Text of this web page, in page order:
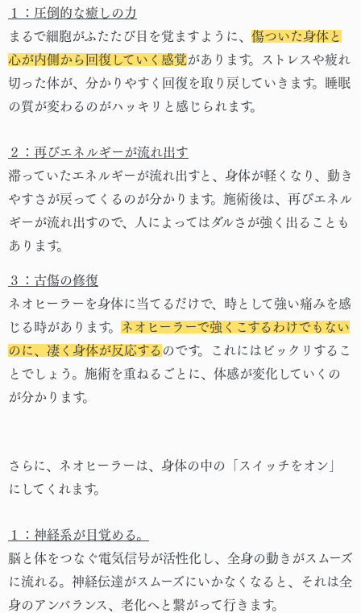
１：圧倒的な癒しの力
まるで細胞がふたたび目を覚ますように、 傷ついた身体と
心が内側から回復していく感覚があります。ストレスや疲れ
切った体が、分かりやすく回復を取り戻していきます。睡眠
の質が変わるのがハッキリと感じられます。
２：再びエネルギーが流れ出す
滞っていたエネルギーが流れ出すと、身体が軽くなり、動き
やすさが戻ってくるのが分かります。施術後は、再びエネル
ギーが流れ出すので、人によってはダルさが強く出ることも
あります。
３：古傷の修復
ネオヒーラーを身体に当てるだけで、時として強い痛みを感
じる時があります。 ネオヒーラーで強くこするわけでもない
のに、凄く身体が反応する のです。これにはビックリするこ
とでしょう。施術を重ねるごとに、体感が変化していくの
が分かります。
さらに、ネオヒーラーは、身体の中の「スイッチをオン」
にしてくれます。
１：神経系が目覚める。
脳と体をつなぐ電気信号が活性化し、全身の動きがスムーズ
に流れる。神経伝達がスムーズにいかなくなると、それは全
身のアンバランス、老化へと繋がって行きます。